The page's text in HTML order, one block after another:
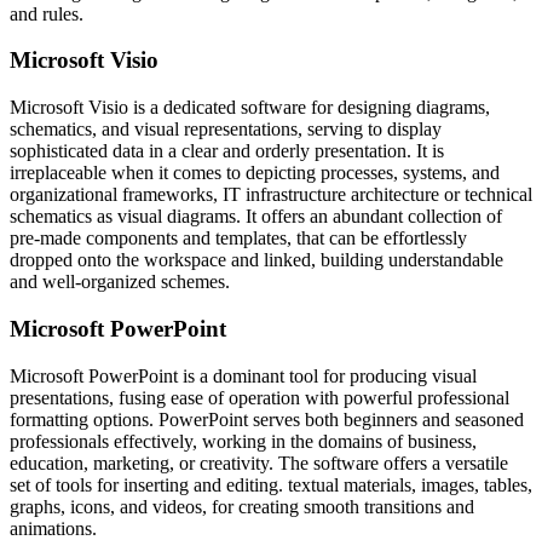
and rules.
Microsoft Visio
Microsoft Visio is a dedicated software for designing diagrams,
schematics, and visual representations, serving to display
sophisticated data in a clear and orderly presentation. It is
irreplaceable when it comes to depicting processes, systems, and
organizational frameworks, IT infrastructure architecture or technical
schematics as visual diagrams. It offers an abundant collection of
pre-made components and templates, that can be effortlessly
dropped onto the workspace and linked, building understandable
and well-organized schemes.
Microsoft PowerPoint
Microsoft PowerPoint is a dominant tool for producing visual
presentations, fusing ease of operation with powerful professional
formatting options. PowerPoint serves both beginners and seasoned
professionals effectively, working in the domains of business,
education, marketing, or creativity. The software offers a versatile
set of tools for inserting and editing. textual materials, images, tables,
graphs, icons, and videos, for creating smooth transitions and
animations.